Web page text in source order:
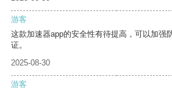
游客
这款加速器app的安全性有待提高，可以加强
证。
2025-08-30
游客